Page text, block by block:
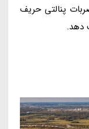
پنالتی حریف
دهد.